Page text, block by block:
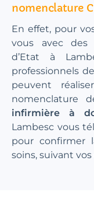
nomenclature
En effet, pour
vous avec des
d’Etat à
professionnels
peuvent
nomenclature
infirmière à
Lambesc vous
pour confirmer
soins, suivant